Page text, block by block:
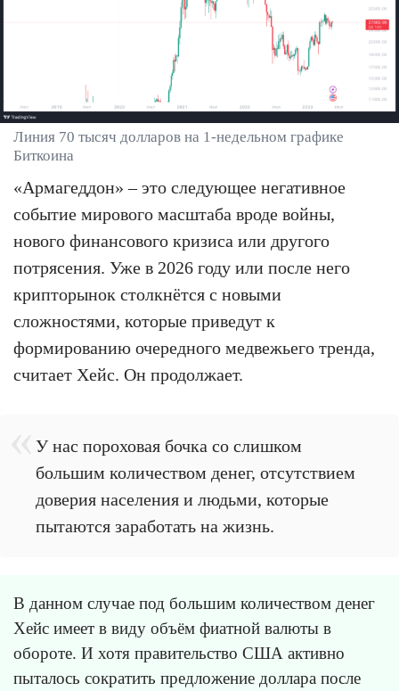
Линия 70 тысяч долларов на 1-недельном графике
Биткоина
«Армагеддон» – это следующее негативное
событие мирового масштаба вроде войны,
нового финансового кризиса или другого
потрясения. Уже в 2026 году или после него
крипторынок столкнётся с новыми
сложностями, которые приведут к
формированию очередного медвежьего тренда,
считает Хейс. Он продолжает.
У нас пороховая бочка со слишком
большим количеством денег, отсутствием
доверия населения и людьми, которые
пытаются заработать на жизнь.
В данном случае под большим количеством денег
Хейс имеет в виду объём фиатной валюты в
обороте. И хотя правительство США активно
пыталось сократить предложение доллара после